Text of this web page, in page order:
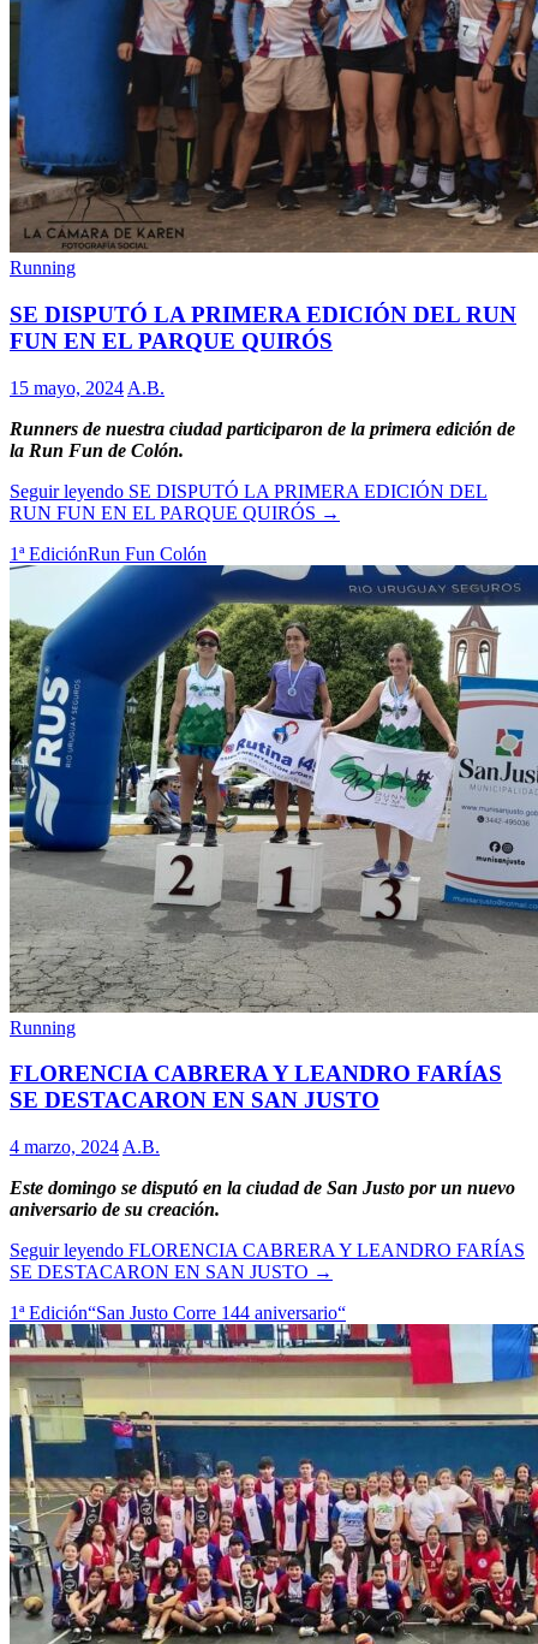
Running
SE DISPUTÓ LA PRIMERA EDICIÓN DEL RUN
FUN EN EL PARQUE QUIRÓS
15 mayo, 2024 A.B.
Runners de nuestra ciudad participaron de la primera edición de
la Run Fun de Colón.
Seguir leyendo SE DISPUTÓ LA PRIMERA EDICIÓN DEL
RUN FUN EN EL PARQUE QUIRÓS →
1ª EdiciónRun Fun Colón
Running
FLORENCIA CABRERA Y LEANDRO FARÍAS
SE DESTACARON EN SAN JUSTO
4 marzo, 2024 A.B.
Este domingo se disputó en la ciudad de San Justo por un nuevo
aniversario de su creación.
Seguir leyendo FLORENCIA CABRERA Y LEANDRO FARÍAS
SE DESTACARON EN SAN JUSTO →
1ª Edición“San Justo Corre 144 aniversario“